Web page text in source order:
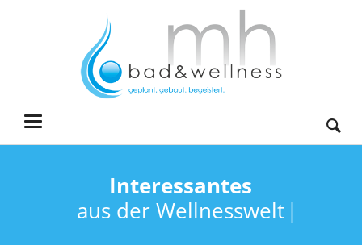
Interessantes
Interessantes
aus der Wellnesswelt
aus der Wellnesswelt